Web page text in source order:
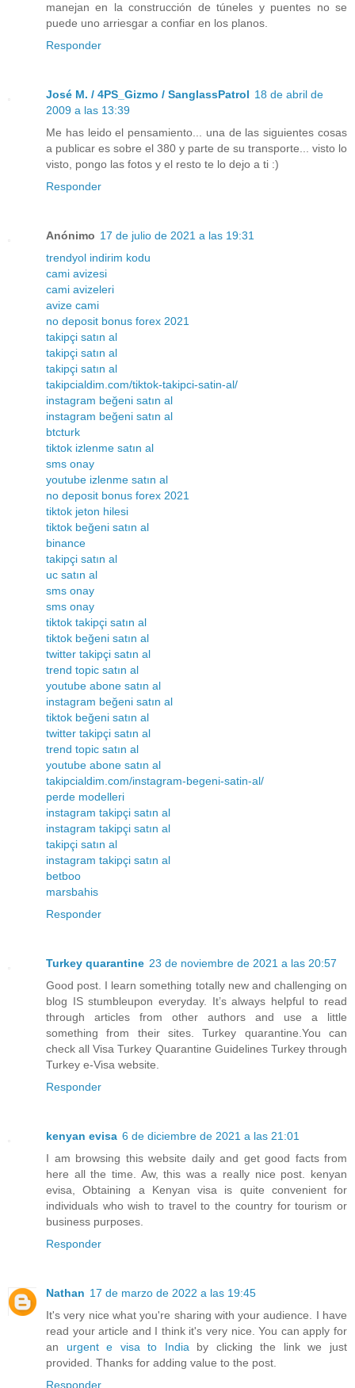
manejan en la construcción de túneles y puentes no se
puede uno arriesgar a confiar en los planos.
Responder
José M. / 4PS_Gizmo / SanglassPatrol 18 de abril de
2009 a las 13:39
Me has leido el pensamiento... una de las siguientes cosas
a publicar es sobre el 380 y parte de su transporte... visto lo
visto, pongo las fotos y el resto te lo dejo a ti :)
Responder
Anónimo 17 de julio de 2021 a las 19:31
trendyol indirim kodu
cami avizesi
cami avizeleri
avize cami
no deposit bonus forex 2021
takipçi satın al
takipçi satın al
takipçi satın al
takipcialdim.com/tiktok-takipci-satin-al/
instagram beğeni satın al
instagram beğeni satın al
btcturk
tiktok izlenme satın al
sms onay
youtube izlenme satın al
no deposit bonus forex 2021
tiktok jeton hilesi
tiktok beğeni satın al
binance
takipçi satın al
uc satın al
sms onay
sms onay
tiktok takipçi satın al
tiktok beğeni satın al
twitter takipçi satın al
trend topic satın al
youtube abone satın al
instagram beğeni satın al
tiktok beğeni satın al
twitter takipçi satın al
trend topic satın al
youtube abone satın al
takipcialdim.com/instagram-begeni-satin-al/
perde modelleri
instagram takipçi satın al
instagram takipçi satın al
takipçi satın al
instagram takipçi satın al
betboo
marsbahis
Responder
Turkey quarantine 23 de noviembre de 2021 a las 20:57
Good post. I learn something totally new and challenging on
blog IS stumbleupon everyday. It’s always helpful to read
through articles from other authors and use a little
something from their sites. Turkey quarantine.You can
check all Visa Turkey Quarantine Guidelines Turkey through
Turkey e-Visa website.
Responder
kenyan evisa 6 de diciembre de 2021 a las 21:01
I am browsing this website daily and get good facts from
here all the time. Aw, this was a really nice post. kenyan
evisa, Obtaining a Kenyan visa is quite convenient for
individuals who wish to travel to the country for tourism or
business purposes.
Responder
Nathan 17 de marzo de 2022 a las 19:45
It's very nice what you're sharing with your audience. I have
read your article and I think it's very nice. You can apply for
an urgent e visa to India by clicking the link we just
provided. Thanks for adding value to the post.
Responder